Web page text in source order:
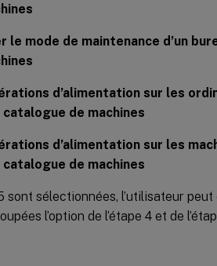
mode de maintenance d’un
d’alimentation sur les
catalogue de machines
d’alimentation sur les
catalogue de machines
sont sélectionnées, l’utilisateur
l’option de l’étape 4 et de